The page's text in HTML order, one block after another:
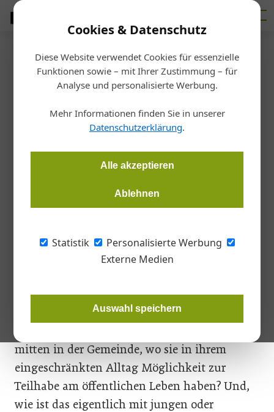
Cookies & Datenschutz
Diese Website verwendet Cookies für essenzielle
Funktionen sowie – mit Ihrer Zustimmung – für
Analyse und personalisierte Werbung.
Mehr Informationen finden Sie in unserer
Datenschutzerklärung.
Alle akzeptieren
Ablehnen
Statistik
Personalisierte Werbung
Externe Medien
Auswahl speichern
Startseite/Architektur + Planung
Planung und Ausführung
Healing Architecture
11.12.2023, 14:44 Uhr
gesundheitsfördernde und leistbare Weise betreut und
gepflegt werden und damit menschenwürdig leben können,
anwachsen.
Pflegeheim abgestellt – wo sie, wenn sie
Glück haben, ab und zu besucht werden?
mitten in der Gemeinde, wo sie in ihrem
eingeschränkten Alltag Möglichkeit zur
Teilhabe am öffentlichen Leben haben? Und,
wie ist das eigentlich mit jungen oder